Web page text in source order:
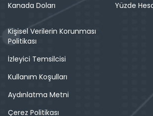
Kanada Doları
Yüzde
Kişisel Verilerin Korunması
Politikası
İzleyici Temsilcisi
Kullanım Koşulları
Aydınlatma Metni
Çerez Politikası